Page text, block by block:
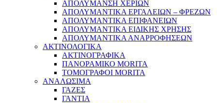
ΑΠΟΛΥΜΑΝΣΗ ΧΕΡΙΩΝ
ΑΠΟΛΥΜΑΝΤΙΚΑ ΕΡΓΑΛΕΙΩΝ – ΦΡΕΖΩΝ
ΑΠΟΛΥΜΑΝΤΙΚΑ ΕΠΙΦΑΝΕΙΩΝ
ΑΠΟΛΥΜΑΝΤΙΚΑ ΕΙΔΙΚΗΣ ΧΡΗΣΗΣ
ΑΠΟΛΥΜΑΝΤΙΚΑ ΑΝΑΡΡΟΦΗΣΕΩΝ
ΑΚΤΙΝΟΛΟΓΙΚΑ
ΑΚΤΙΝΟΓΡΑΦΙΚΑ
ΠΑΝΟΡΑΜΙΚΟ MORITA
ΤΟΜΟΓΡΑΦΟΙ MORITA
ΑΝΑΛΩΣΙΜΑ
ΓΑΖΕΣ
ΓΑΝΤΙΑ